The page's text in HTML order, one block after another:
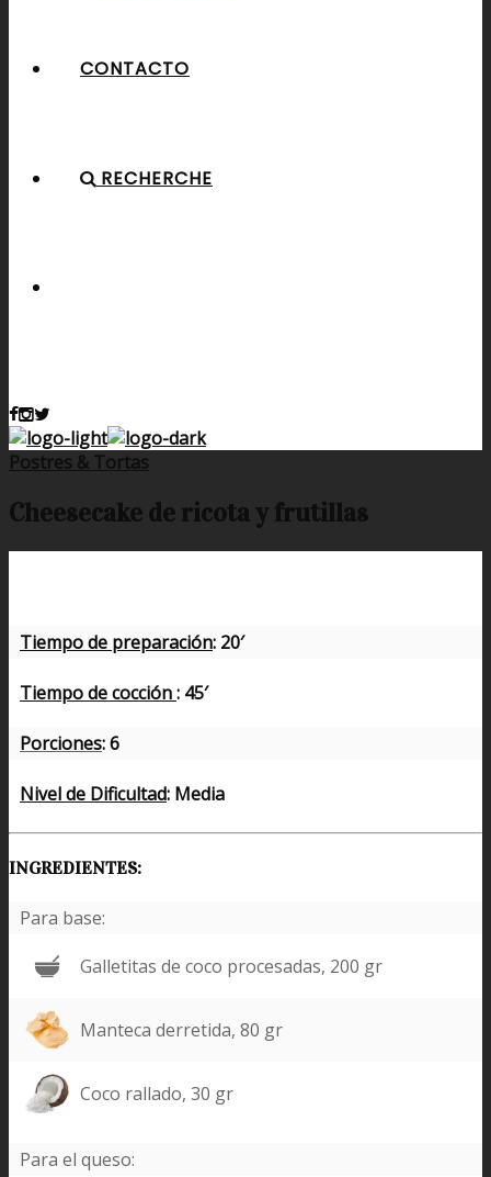
CONTACTO
RECHERCHE
Postres & Tortas
Cheesecake de ricota y frutillas
Tiempo de preparación: 20′
Tiempo de cocción: 45′
Porciones: 6
Nivel de Dificultad: Media
INGREDIENTES:
Para base:
Galletitas de coco procesadas, 200 gr
Manteca derretida, 80 gr
Coco rallado, 30 gr
Para el queso: